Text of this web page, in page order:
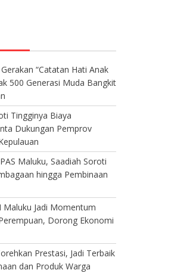
“Catatan Hati Anak
500 Generasi Muda Bangkit
Tingginya Biaya
Dukungan Pemprov
Maluku, Saadiah Soroti
hingga Pembinaan
Maluku Jadi Momentum
Dorong Ekonomi
Prestasi, Jadi Terbaik
dan Produk Warga